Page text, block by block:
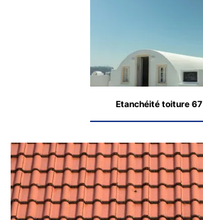
Etanchéité toiture 67